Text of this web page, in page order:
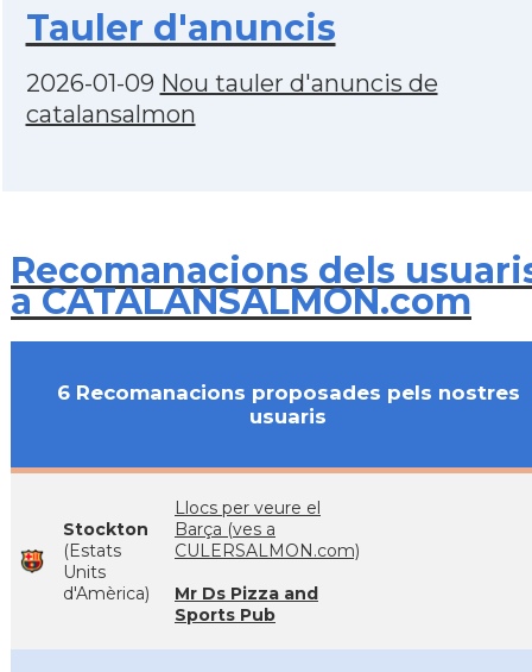
Tauler d'anuncis
2026-01-09 Nou tauler d'anuncis de
catalansalmon
Recomanacions dels
a CATALANSALMON.com
6 Recomanacions proposades pels nostres
usuaris
Stockton
(Estats
Units
d'Amèrica)
Llocs per veure el
Barça (ves a
CULERSALMON.com)
Mr Ds Pizza and
Sports Pub